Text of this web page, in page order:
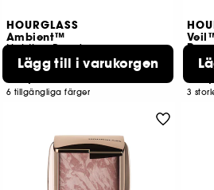
HOURGLASS
Ambient™
Lighting Powder
3569
699,00 KR
6 tillgängliga färger
Lägg till i varukorgen
3